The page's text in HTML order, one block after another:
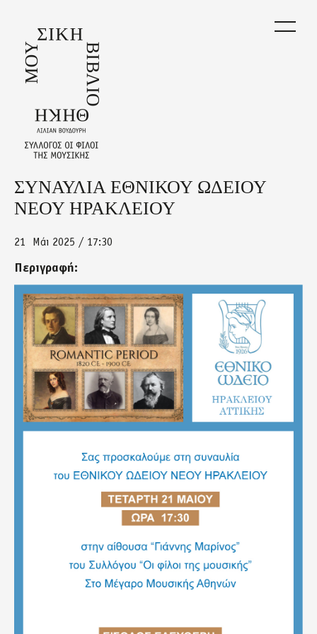
main
content
Back
to
top
ΣΥΝΑΥΛΙΑ ΕΘΝΙΚΟΥ ΩΔΕΙΟΥ
ΝΕΟΥ ΗΡΑΚΛΕΙΟΥ
21 Μάι 2025 / 17:30
Περιγραφή:
megaro.jpg